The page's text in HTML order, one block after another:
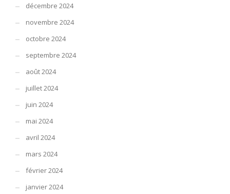
décembre 2024
novembre 2024
octobre 2024
septembre 2024
août 2024
juillet 2024
juin 2024
mai 2024
avril 2024
mars 2024
février 2024
janvier 2024